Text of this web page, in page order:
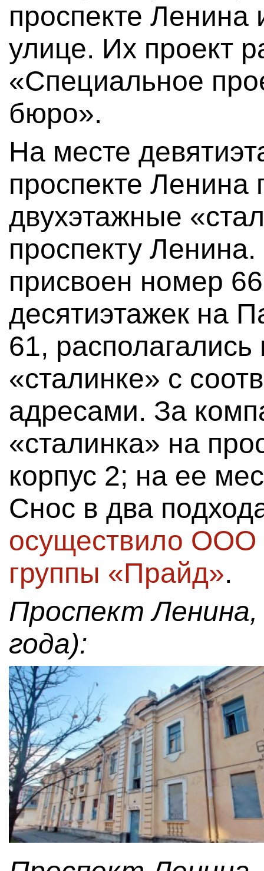
проспекте Ленина
улице. Их проект
«Специальное
бюро».
На месте
проспекте Ленина
двухэтажные
проспекту
присвоен номер
десятиэтажек на
61,
«сталинке» с
адресами. За
«сталинка» на
корпус 2; на ее
Снос в два
осуществило ООО
группы «Прайд».
Проспект
года):